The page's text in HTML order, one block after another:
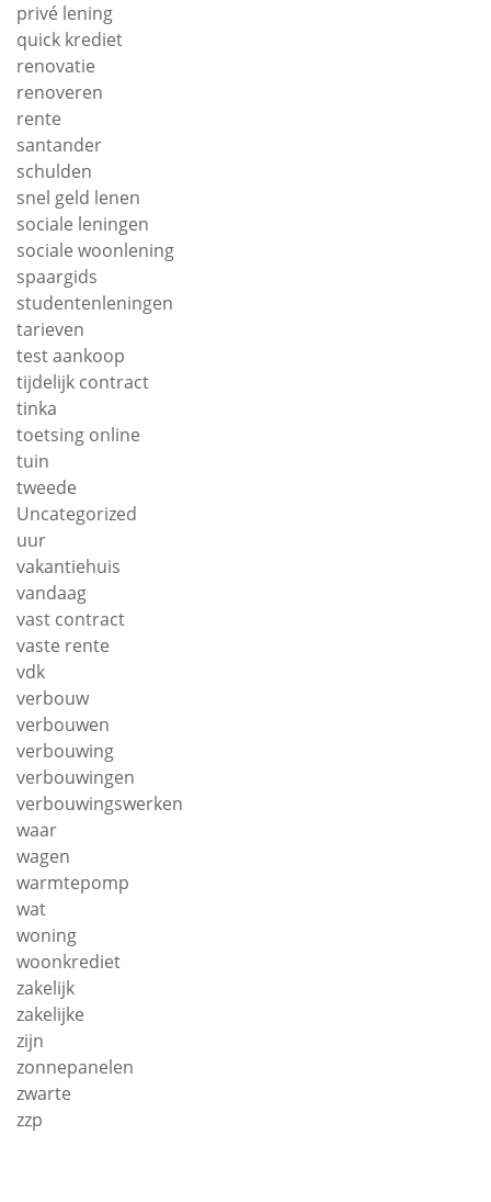
privé lening
quick krediet
renovatie
renoveren
rente
santander
schulden
snel geld lenen
sociale leningen
sociale woonlening
spaargids
studentenleningen
tarieven
test aankoop
tijdelijk contract
tinka
toetsing online
tuin
tweede
Uncategorized
uur
vakantiehuis
vandaag
vast contract
vaste rente
vdk
verbouw
verbouwen
verbouwing
verbouwingen
verbouwingswerken
waar
wagen
warmtepomp
wat
woning
woonkrediet
zakelijk
zakelijke
zijn
zonnepanelen
zwarte
zzp